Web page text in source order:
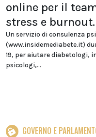
online per il
stress e
Un servizio di consulenza
(www.insidemediabete.it)
19, per aiutare
psicologi,...
GOVERNO E